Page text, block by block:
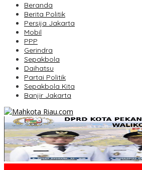
Beranda
Berita Politik
Persija Jakarta
Mobil
PPP
Gerindra
Sepakbola
Daihatsu
Partai Politik
Sepakbola Kita
Banjir Jakarta